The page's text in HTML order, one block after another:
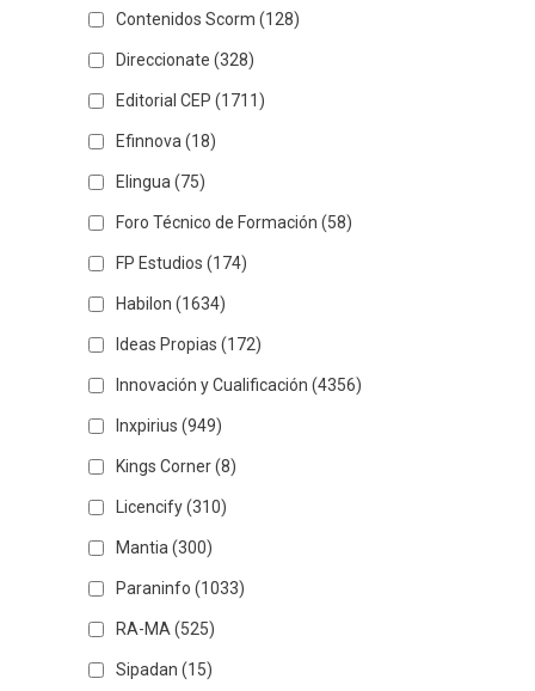
Contenidos Scorm (128)
Direccionate (328)
Editorial CEP (1711)
Efinnova (18)
Elingua (75)
Foro Técnico de Formación (58)
FP Estudios (174)
Habilon (1634)
Ideas Propias (172)
Innovación y Cualificación (4356)
Inxpirius (949)
Kings Corner(8)
Licencify(310)
Mantia (300)
Paraninfo (1033)
RA-MA (525)
Sipadan (15)